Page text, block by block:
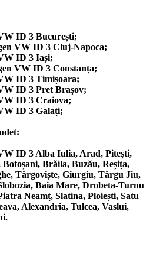
ID 3 București;
VW ID 3 Cluj-Napoca;
ID 3 Iași;
VW ID 3 Constanța;
ID 3 Timișoara;
ID 3 Pret Brașov;
ID 3 Craiova;
ID 3 Galați;
ID 3 Alba Iulia, Arad, Pitești,
Brăila, Buzău, Reșița,
Târgoviște, Giurgiu, Târgu Jiu,
Baia Mare, Drobeta-Turnu
Neamț, Slatina, Ploiești, Satu
Alexandria, Tulcea, Vaslui,